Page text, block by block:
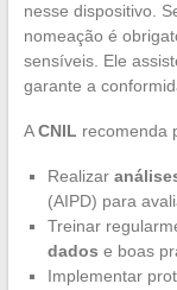
nesse dispositivo.
nomeação é
sensíveis. Ele
garante a
ACNIL recomenda
Realizar
(AIPD) para
Treinar
dados e boas
Implementar